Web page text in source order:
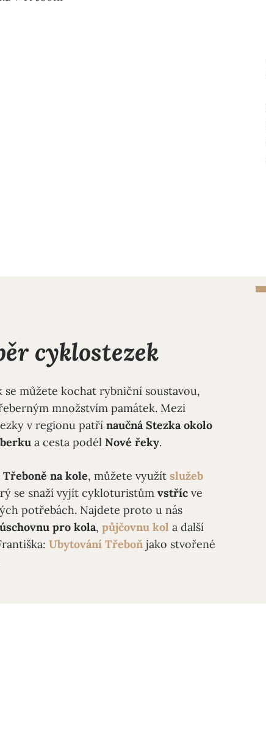
cyklostezek
se můžete kochat rybniční soustavou,
množstvím památek. Mezi
v regionu patří naučná Stezka okolo
a cesta podél Nové řeky.
Třeboně na kole, můžete využít služeb
se snaží vyjít cykloturistům vstříc ve
potřebách. Najdete proto u nás
pro kola, půjčovnu kol a další
Ubytování Třeboň jako stvořené